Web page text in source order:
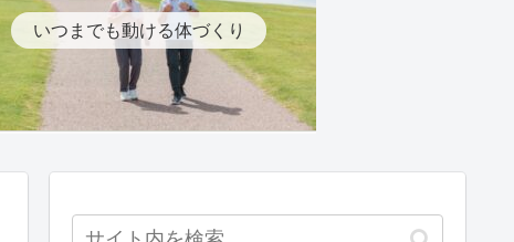
いつまでも動ける体づくり